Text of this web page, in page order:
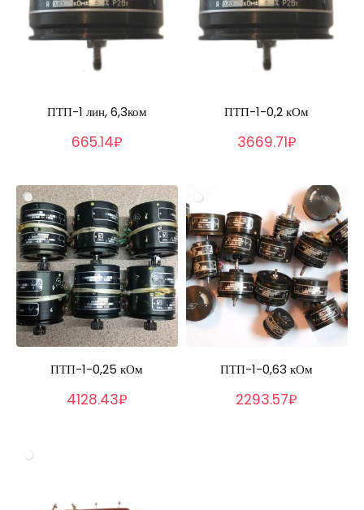
ПТП-1 лин, 6,3ком
665.14₽
ПТП-1-0,2 кОм
3669.71₽
ПТП-1-0,25 кОм
4128.43₽
ПТП-1-0,63 кОм
2293.57₽